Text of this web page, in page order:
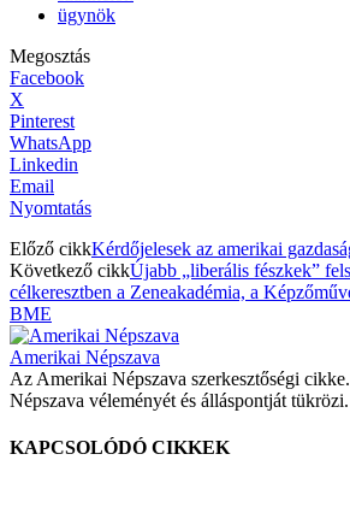
ügynök
Megosztás
Facebook
X
Pinterest
WhatsApp
Linkedin
Email
Nyomtatás
Előző cikkKérdőjelesek az amerikai
Következő cikkÚjabb „liberális fészkek”
célkeresztben a Zeneakadémia, a
BME
Amerikai Népszava
Az Amerikai Népszava szerkesztőségi
Népszava véleményét és álláspontját tükrözi.
KAPCSOLÓDÓ CIKKEK